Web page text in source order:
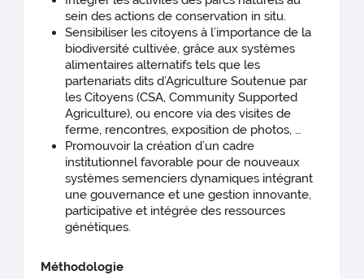
sein des actions de conservation in situ.
Sensibiliser les citoyens à l’importance de la
biodiversité cultivée, grâce aux systèmes
alimentaires alternatifs tels que les
partenariats dits d’Agriculture Soutenue par
les Citoyens (CSA, Community Supported
Agriculture), ou encore via des visites de
ferme, rencontres, exposition de photos, …
Promouvoir la création d’un cadre
institutionnel favorable pour de nouveaux
systèmes semenciers dynamiques intégrant
une gouvernance et une gestion innovante,
participative et intégrée des ressources
génétiques.
Méthodologie